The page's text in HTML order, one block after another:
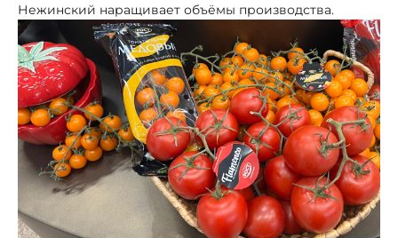
Нежинский наращивает объёмы производства.